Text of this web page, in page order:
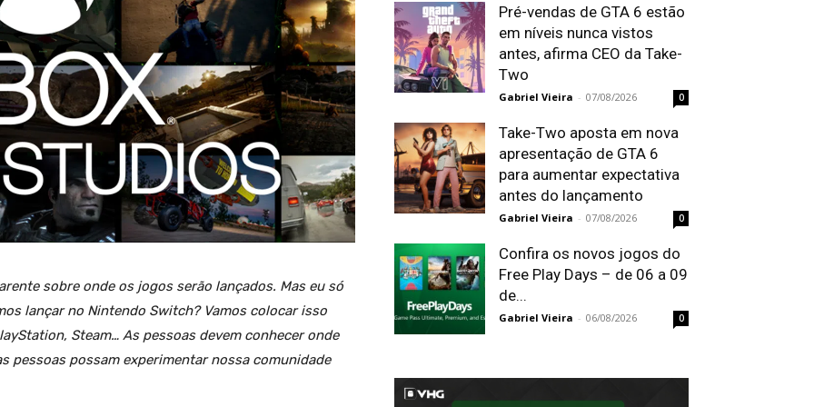
sobre onde os jogos serão lançados. Mas eu só
lançar no Nintendo Switch? Vamos colocar isso
Steam… As pessoas devem conhecer onde
pessoas possam experimentar nossa comunidade
Pré-vendas de GTA 6 estão
em níveis nunca vistos
antes, afirma CEO da Take-
Two
Gabriel Vieira - 07/08/2026 0
Take-Two aposta em nova
apresentação de GTA 6
para aumentar expectativa
antes do lançamento
Gabriel Vieira - 07/08/2026 0
Confira os novos jogos do
Free Play Days – de 06 a 09
de...
Gabriel Vieira - 06/08/2026 0